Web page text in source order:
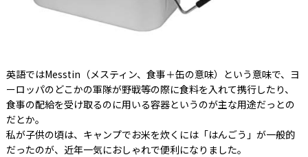
英語ではMesstin（メスティン、食事＋缶の意味）という意味で、ヨ
ーロッパのどこかの軍隊が野戦等の際に食料を入れて携行したり、
食事の配給を受け取るのに用いる容器というのが主な用途だっとの
だとか。
私が子供の頃は、キャンプでお米を炊くには「はんごう」が一般的
だったのが、近年一気におしゃれで便利になりました。